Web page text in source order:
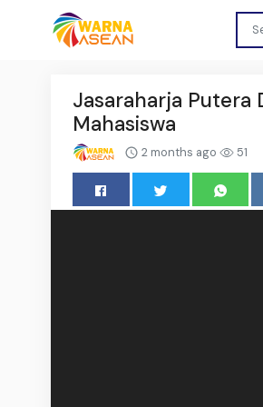
Jasaraharja Putera
Mahasiswa
2 months ago 51